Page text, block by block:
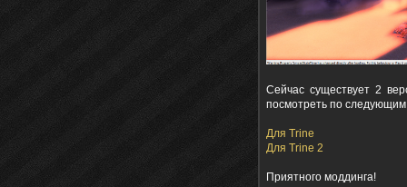
Сейчас существует 2
посмотреть по
Для Trine
Для Trine 2
Приятного моддинга!